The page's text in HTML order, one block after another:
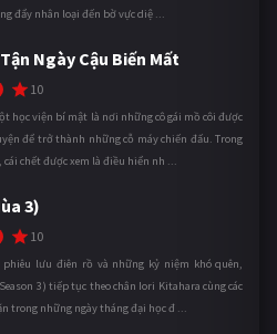
đẩy nhân loại đến bờ vực diệ ...
Ngày Cậu Biến Mất
10
học viện bí mật là nơi những cô gái mồ côi được
để trở thành những cỗ máy chiến đấu. Trong
chết được xem là điều hiển nh ...
3)
10
phiêu lưu điên rồ và những kỷ niệm khó quên,
3) tiếp tục theo chân Iori Kitahara cùng các
trong những ngày tháng đại học đ ...